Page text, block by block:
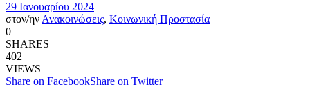
29 Ιανουαρίου 2024
στον/ην Ανακοινώσεις, Κοινωνική Προστασία
0
SHARES
402
VIEWS
Share on FacebookShare on Twitter